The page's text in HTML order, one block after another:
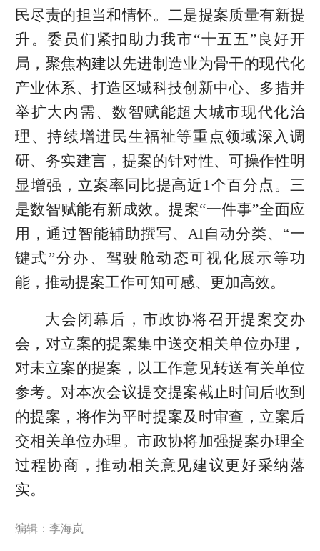
民尽责的担当和情怀。二是提案质量有新提
升。委员们紧扣助力我市“十五五”良好开
局，聚焦构建以先进制造业为骨干的现代化
产业体系、打造区域科技创新中心、多措并
举扩大内需、数智赋能超大城市现代化治
理、持续增进民生福祉等重点领域深入调
研、务实建言，提案的针对性、可操作性明
显增强，立案率同比提高近1个百分点。三
是数智赋能有新成效。提案“一件事”全面应
用，通过智能辅助撰写、AI自动分类、“一
键式”分办、驾驶舱动态可视化展示等功
能，推动提案工作可知可感、更加高效。
大会闭幕后，市政协将召开提案交办
会，对立案的提案集中送交相关单位办理，
对未立案的提案，以工作意见转送有关单位
参考。对本次会议提交提案截止时间后收到
的提案，将作为平时提案及时审查，立案后
交相关单位办理。市政协将加强提案办理全
过程协商，推动相关意见建议更好采纳落
实。
编辑：李海岚